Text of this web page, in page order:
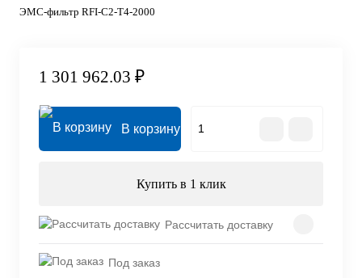
ЭМС-фильтр RFI-C2-T4-2000
1 301 962.03 ₽
В корзину
Купить в 1 клик
Рассчитать доставку
Под заказ